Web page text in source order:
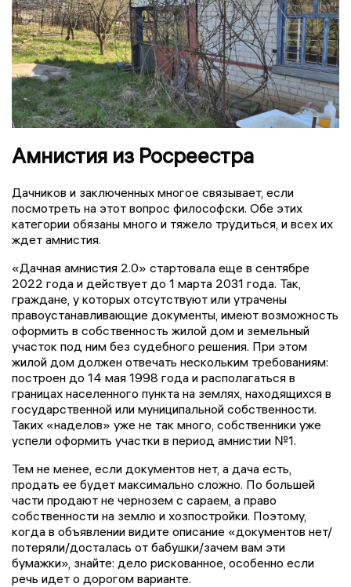
Амнистия из Росреестра
Дачников и заключенных многое связывает, если
посмотреть на этот вопрос философски. Обе этих
категории обязаны много и тяжело трудиться, и всех их
ждет амнистия.
«Дачная амнистия 2.0» стартовала еще в сентябре
2022 года и действует до 1 марта 2031 года. Так,
граждане, у которых отсутствуют или утрачены
правоустанавливающие документы, имеют возможность
оформить в собственность жилой дом и земельный
участок под ним без судебного решения. При этом
жилой дом должен отвечать нескольким требованиям:
построен до 14 мая 1998 года и располагаться в
границах населенного пункта на землях, находящихся в
государственной или муниципальной собственности.
Таких «наделов» уже не так много, собственники уже
успели оформить участки в период амнистии №1.
Тем не менее, если документов нет, а дача есть,
продать ее будет максимально сложно. По большей
части продают не чернозем с сараем, а право
собственности на землю и хозпостройки. Поэтому,
когда в объявлении видите описание «документов нет/
потеряли/досталась от бабушки/зачем вам эти
бумажки», знайте: дело рискованное, особенно если
речь идет о дорогом варианте.